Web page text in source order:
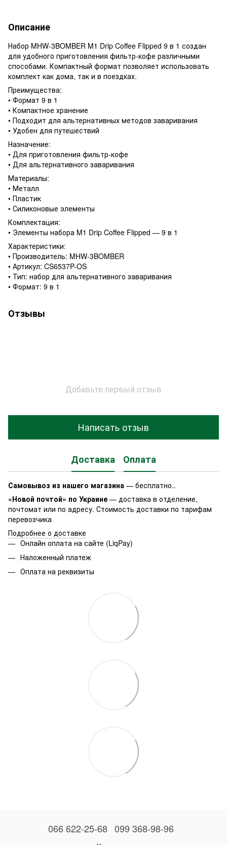
Описание
Набор MHW-3BOMBER M1 Drip Coffee Flipped 9 в 1 создан
для удобного приготовления фильтр-кофе различными
способами. Компактный формат позволяет использовать
комплект как дома, так и в поездках.
Преимущества:
• Формат 9 в 1
• Компактное хранение
• Подходит для альтернативных методов заваривания
• Удобен для путешествий
Назначение:
• Для приготовления фильтр-кофе
• Для альтернативного заваривания
Материалы:
• Металл
• Пластик
• Силиконовые элементы
Комплектация:
• Элементы набора M1 Drip Coffee Flipped — 9 в 1
Характеристики:
• Производитель: MHW-3BOMBER
• Артикул: CS6537P-OS
• Тип: набор для альтернативного заваривания
• Формат: 9 в 1
Отзывы
Добавьте первый отзыв
Написать отзыв
Доставка Оплата
Самовывоз из нашего магазина — бесплатно..
«Новой почтой» по Украине — доставка в отделение,
почтомат или по адресу. Стоимость доставки по тарифам
перевозчика
Подробнее о доставке
Онлайн оплата на сайте (LiqPay)
Наложенный платеж
Оплата на реквизиты
066 622-25-68 099 368-98-96